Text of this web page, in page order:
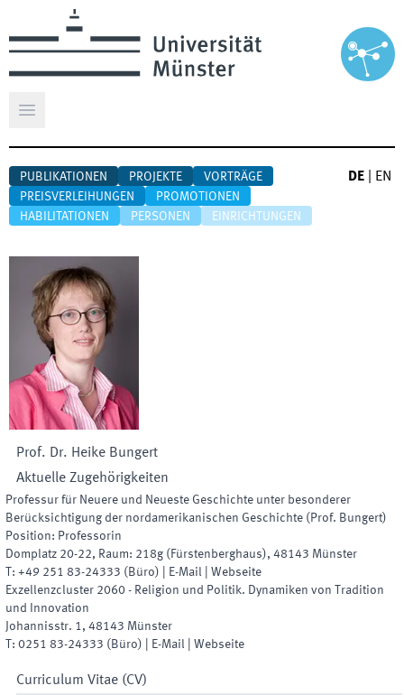
Hauptmenü öffnen
PUBLIKATIONEN PROJEKTE
VORTRÄGE
PREISVERLEIHUNGEN
PROMOTIONEN
HABILITATIONEN
PERSONEN EINRICHTUNGEN
DE EN
Prof. Dr. Heike Bungert
Aktuelle Zugehörigkeiten
Professur für Neuere und Neueste Geschichte unter besonderer
Berücksichtigung der nordamerikanischen Geschichte (Prof. Bungert)
Position: Professorin
Domplatz 20-22, Raum: 218g (Fürstenberghaus), 48143 Münster
T: +49 251 83-24333 ( Büro) E-Mail
Webseite
Exzellenzcluster 2060 - Religion und Politik. Dynamiken von Tradition
und Innovation
Johannisstr. 1, 48143 Münster
T: 0251 83-24333 ( Büro) E-Mail Webseite
Curriculum Vitae (CV)